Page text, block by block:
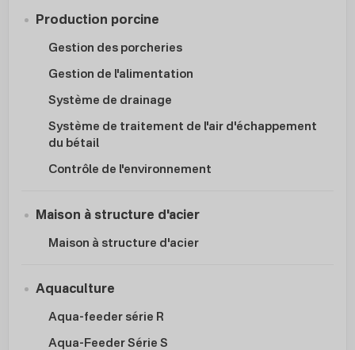
Production porcine
Gestion des porcheries
Gestion de l'alimentation
Système de drainage
Système de traitement de l'air d'échappement
du bétail
Contrôle de l'environnement
Maison à structure d'acier
Maison à structure d'acier
Aquaculture
Aqua-feeder série R
Aqua-Feeder Série S